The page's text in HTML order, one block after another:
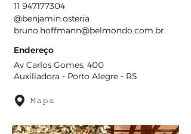
11 947177304
@benjamin.osteria
bruno.hoffmann@belmondo.com.br
Endereço
Av Carlos Gomes, 400
Auxiliadora - Porto Alegre - RS
Mapa